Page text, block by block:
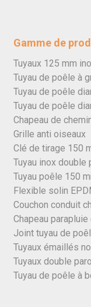
Gamme de
Tuyaux 125 mm
Tuyau de poêle à
Tuyau de poêle
Tuyau de poêle
Chapeau de
Grille anti oiseaux
Clé de tirage 150
Tuyau inox double
Tuyau poêle 150
Flexible solin
Couchon conduit
Chapeau
Joint tuyau de
Tuyaux émaillés
Tuyaux double
Tuyau de poêle à